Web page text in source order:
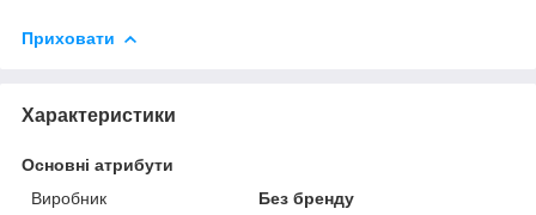
Приховати
Характеристики
Основні атрибути
Виробник
Без бренду